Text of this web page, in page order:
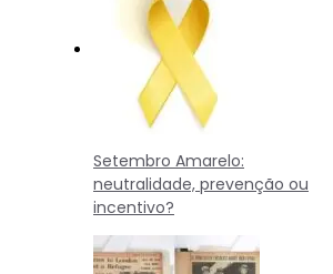
Setembro Amarelo:
neutralidade, prevenção ou
incentivo?